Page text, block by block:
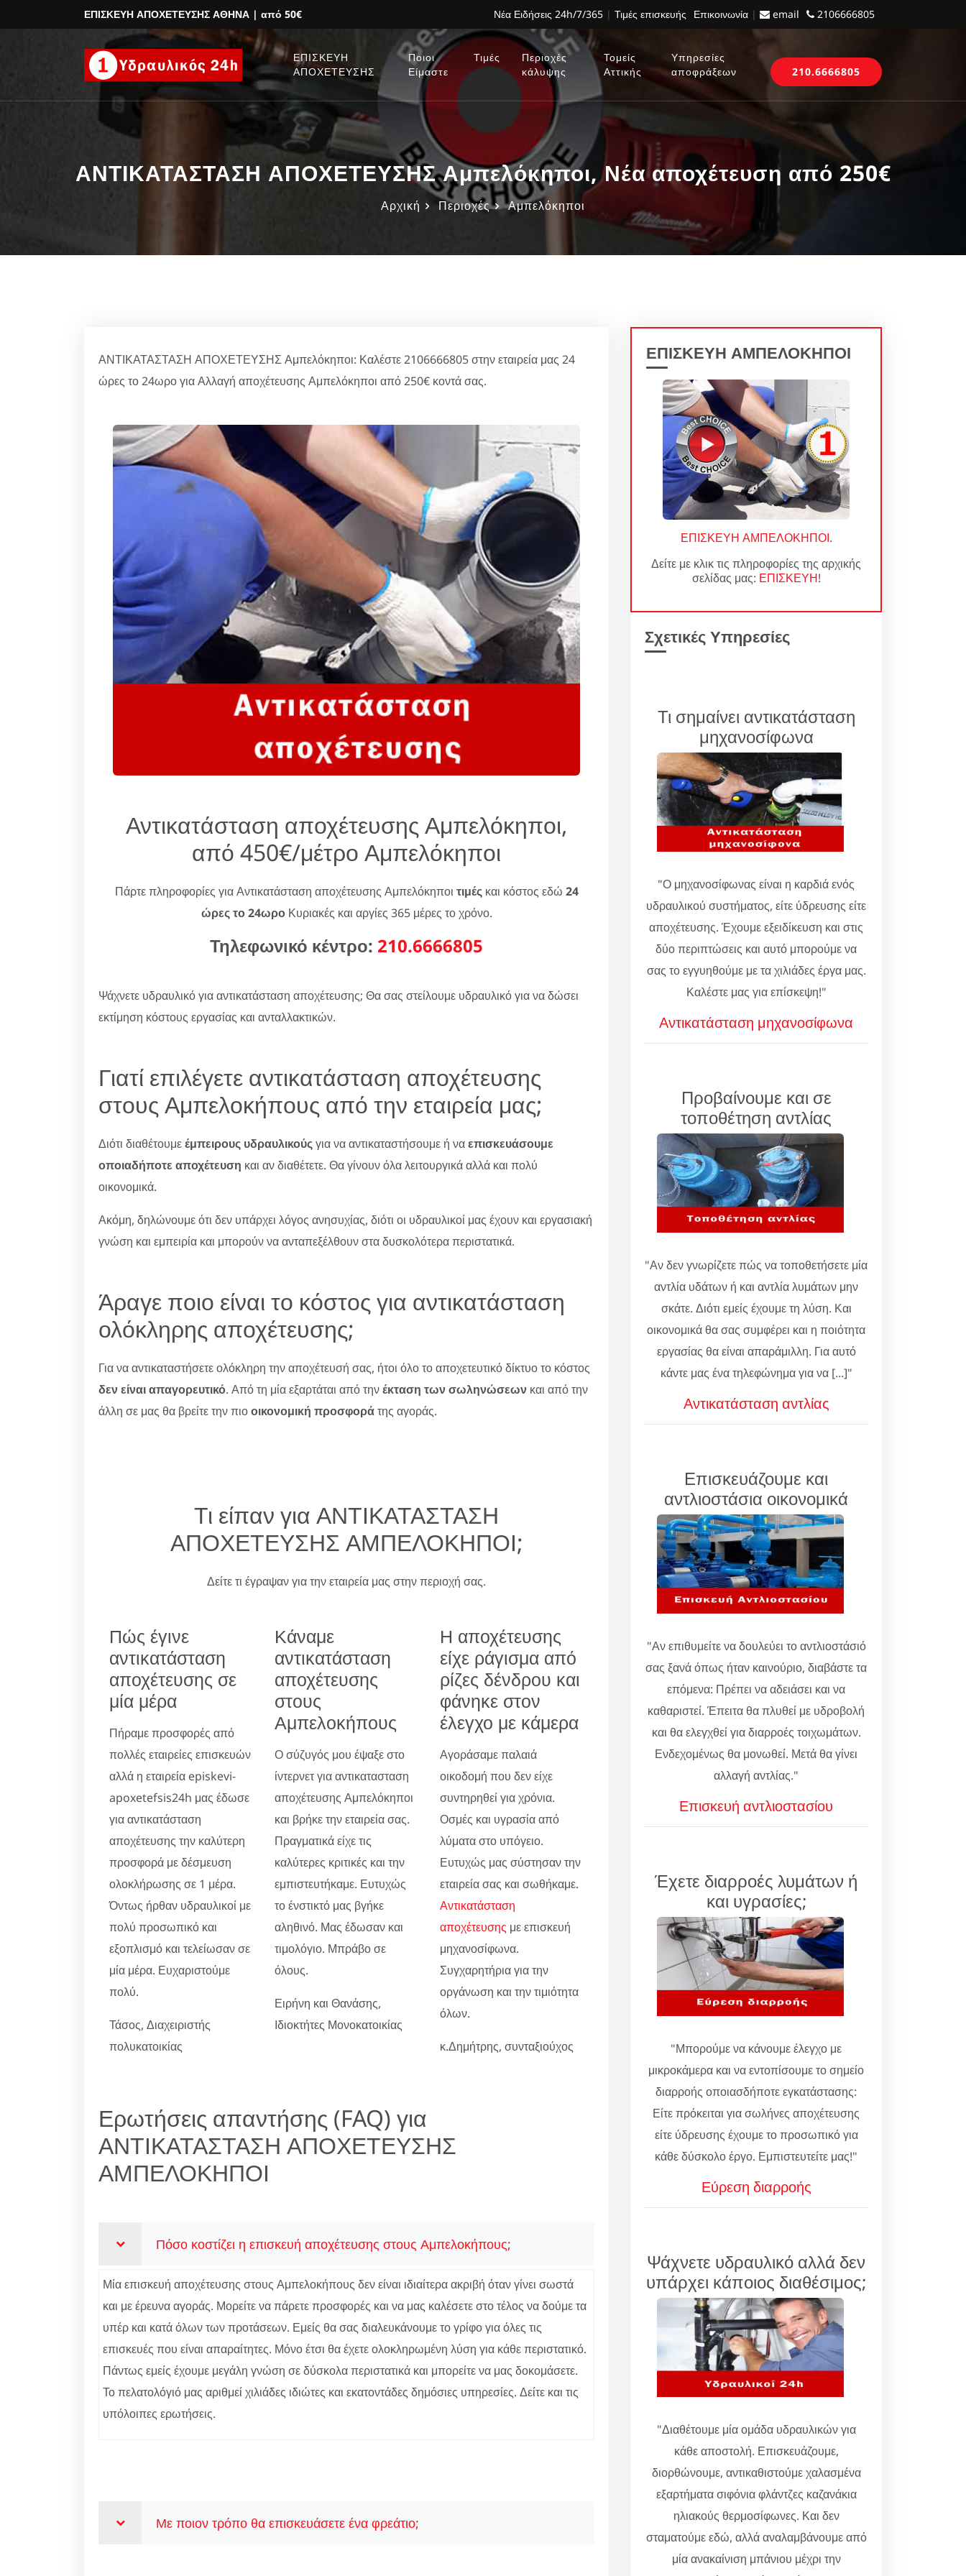
ΕΠΙΣΚΕΥΗ ΑΠΟΧΕΤΕΥΣΗΣ ΑΘΗΝΑ | από 50€ Νέα Ειδήσεις 24h/7/365 | Τιμές επισκευής Επικοινωνία | email 2106666805
ΕΠΙΣΚΕΥΗ
ΑΠΟΧΕΤΕΥΣΗΣ
Ποιοι
Είμαστε
Τιμές
Περιοχές
κάλυψης
Τομείς
Αττικής
Υπηρεσίες
αποφράξεων
210.6666805
ΑΝΤΙΚΑΤΑΣΤΑΣΗ ΑΠΟΧΕΤΕΥΣΗΣ Αμπελόκηποι, Νέα αποχέτευση από 250€
Αρχική Περιοχές Αμπελόκηποι
ΑΝΤΙΚΑΤΑΣΤΑΣΗ ΑΠΟΧΕΤΕΥΣΗΣ Αμπελόκηποι: Καλέστε 2106666805 στην εταιρεία μας 24
ώρες το 24ωρο για Αλλαγή αποχέτευσης Αμπελόκηποι από 250€ κοντά σας.
Αντικατάσταση αποχέτευσης Αμπελόκηποι,
από 450€/μέτρο Αμπελόκηποι
Πάρτε πληροφορίες για Αντικατάσταση αποχέτευσης Αμπελόκηποι τιμέςκαι κόστος εδώ 24
ώρες το 24ωροΚυριακές και αργίες 365 μέρες το χρόνο.
Τηλεφωνικό κέντρο: 210.6666805
Ψάχνετε υδραυλικό για αντικατάσταση αποχέτευσης; Θα σας στείλουμε υδραυλικό για να δώσει
εκτίμηση κόστους εργασίας και ανταλλακτικών.
Γιατί επιλέγετε αντικατάσταση αποχέτευσης
στους Αμπελοκήπους από την εταιρεία μας;
Διότι διαθέτουμεέμπειρους υδραυλικούςγια να αντικαταστήσουμε ή ναεπισκευάσουμε
οποιαδήποτε αποχέτευση και αν διαθέτετε. Θα γίνουν όλα λειτουργικά αλλά και πολύ
οικονομικά.
Ακόμη, δηλώνουμε ότι δεν υπάρχει λόγος ανησυχίας, διότι οι υδραυλικοί μας έχουν και εργασιακή
γνώση και εμπειρία και μπορούν να ανταπεξέλθουν στα δυσκολότερα περιστατικά.
Άραγε ποιο είναι το κόστος για αντικατάσταση
ολόκληρης αποχέτευσης;
Για να αντικαταστήσετε ολόκληρη την αποχέτευσή σας, ήτοι όλο το αποχετευτικό δίκτυο το κόστος
δεν είναι απαγορευτικό. Από τη μία εξαρτάται από τηνέκταση των σωληνώσεων και από την
άλλη σε μας θα βρείτε την πιοοικονομική προσφοράτης αγοράς.
Τι είπαν για ΑΝΤΙΚΑΤΑΣΤΑΣΗ
ΑΠΟΧΕΤΕΥΣΗΣ ΑΜΠΕΛΟΚΗΠΟΙ;
Δείτε τι έγραψαν για την εταιρεία μας στην περιοχή σας.
Πώς έγινε
αντικατάσταση
αποχέτευσης σε
μία μέρα
Πήραμε προσφορές από
πολλές εταιρείες επισκευών
αλλά η εταιρεία episkevi-
apoxetefsis24h μας έδωσε
για αντικατάσταση
αποχέτευσης την καλύτερη
προσφορά με δέσμευση
ολοκλήρωσης σε 1 μέρα.
Όντως ήρθαν υδραυλικοί με
πολύ προσωπικό και
εξοπλισμό και τελείωσαν σε
μία μέρα. Ευχαριστούμε
πολύ.
Τάσος, Διαχειριστής
πολυκατοικίας
Κάναμε
αντικατάσταση
αποχέτευσης
στους
Αμπελοκήπους
Ο σύζυγός μου έψαξε στο
ίντερνετ για αντικατασταση
αποχέτευσης Αμπελόκηποι
και βρήκε την εταιρεία σας.
Πραγματικά είχε τις
καλύτερες κριτικές και την
εμπιστευτήκαμε. Ευτυχώς
το ένστικτό μας βγήκε
αληθινό. Μας έδωσαν και
τιμολόγιο. Μπράβο σε
όλους.
Ειρήνη και Θανάσης,
Ιδιοκτήτες Μονοκατοικίας
Η αποχέτευσης
είχε ράγισμα από
ρίζες δένδρου και
φάνηκε στον
έλεγχο με κάμερα
Αγοράσαμε παλαιά
οικοδομή που δεν είχε
συντηρηθεί για χρόνια.
Οσμές και υγρασία από
λύματα στο υπόγειο.
Ευτυχώς μας σύστησαν την
εταιρεία σας και σωθήκαμε.
Αντικατάσταση
αποχέτευσης με επισκευή
μηχανοσίφωνα.
Συγχαρητήρια για την
οργάνωση και την τιμιότητα
όλων.
κ.Δημήτρης, συνταξιούχος
Ερωτήσεις απαντήσης (FAQ) για
ΑΝΤΙΚΑΤΑΣΤΑΣΗ ΑΠΟΧΕΤΕΥΣΗΣ
ΑΜΠΕΛΟΚΗΠΟΙ
Πόσο κοστίζει η επισκευή αποχέτευσης στους Αμπελοκήπους;
Μία επισκευή αποχέτευσης στους Αμπελοκήπους δεν είναι ιδιαίτερα ακριβή όταν γίνει σωστά
και με έρευνα αγοράς. Μορείτε να πάρετε προσφορές και να μας καλέσετε στο τέλος να δούμε τα
υπέρ και κατά όλων των προτάσεων. Εμείς θα σας διαλευκάνουμε το γρίφο για όλες τις
επισκευές που είναι απαραίτητες. Μόνο έτσι θα έχετε ολοκληρωμένη λύση για κάθε περιστατικό.
Πάντως εμείς έχουμε μεγάλη γνώση σε δύσκολα περιστατικά και μπορείτε να μας δοκομάσετε.
Το πελατολόγιό μας αριθμεί χιλιάδες ιδιώτες και εκατοντάδες δημόσιες υπηρεσίες. Δείτε και τις
υπόλοιπες ερωτήσεις.
Με ποιον τρόπο θα επισκευάσετε ένα φρεάτιο;
ΕΠΙΣΚΕΥΗ ΑΜΠΕΛΟΚΗΠΟΙ
ΕΠΙΣΚΕΥΗ ΑΜΠΕΛΟΚΗΠΟΙ.
Δείτε με κλικ τις πληροφορίες της αρχικής
σελίδας μας: ΕΠΙΣΚΕΥΗ!
Σχετικές Υπηρεσίες
Τι σημαίνει αντικατάσταση
μηχανοσίφωνα
"Ο μηχανοσίφωνας είναι η καρδιά ενός
υδραυλικού συστήματος, είτε ύδρευσης είτε
αποχέτευσης. Έχουμε εξειδίκευση και στις
δύο περιπτώσεις και αυτό μπορούμε να
σας το εγγυηθούμε με τα χιλιάδες έργα μας.
Καλέστε μας για επίσκεψη!"
Αντικατάσταση μηχανοσίφωνα
Προβαίνουμε και σε
τοποθέτηση αντλίας
"Αν δεν γνωρίζετε πώς να τοποθετήσετε μία
αντλία υδάτων ή και αντλία λυμάτων μην
σκάτε. Διότι εμείς έχουμε τη λύση. Και
οικονομικά θα σας συμφέρει και η ποιότητα
εργασίας θα είναι απαράμιλλη. Για αυτό
κάντε μας ένα τηλεφώνημα για να [...]"
Αντικατάσταση αντλίας
Επισκευάζουμε και
αντλιοστάσια οικονομικά
"Αν επιθυμείτε να δουλεύει το αντλιοστάσιό
σας ξανά όπως ήταν καινούριο, διαβάστε τα
επόμενα: Πρέπει να αδειάσει και να
καθαριστεί. Έπειτα θα πλυθεί με υδροβολή
και θα ελεγχθεί για διαρροές τοιχωμάτων.
Ενδεχομένως θα μονωθεί. Μετά θα γίνει
αλλαγή αντλίας."
Επισκευή αντλιοστασίου
Έχετε διαρροές λυμάτων ή
και υγρασίες;
"Μπορούμε να κάνουμε έλεγχο με
μικροκάμερα και να εντοπίσουμε το σημείο
διαρροής οποιασδήποτε εγκατάστασης:
Είτε πρόκειται για σωλήνες αποχέτευσης
είτε ύδρευσης έχουμε το προσωπικό για
κάθε δύσκολο έργο. Εμπιστευτείτε μας!"
Εύρεση διαρροής
Ψάχνετε υδραυλικό αλλά δεν
υπάρχει κάποιος διαθέσιμος;
"Διαθέτουμε μία ομάδα υδραυλικών για
κάθε αποστολή. Επισκευάζουμε,
διορθώνουμε, αντικαθιστούμε χαλασμένα
εξαρτήματα σιφόνια φλάντζες καζανάκια
ηλιακούς θερμοσίφωνες. Και δεν
σταματούμε εδώ, αλλά αναλαμβάνουμε από
μία ανακαίνιση μπάνιου μέχρι την